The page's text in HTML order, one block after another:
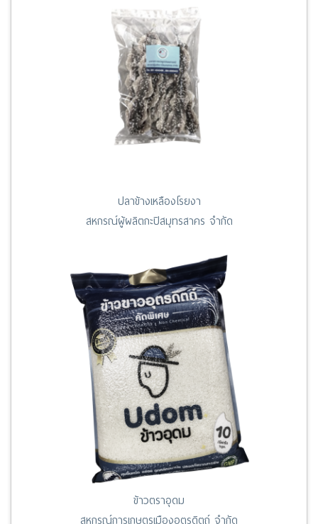
ปลาข้างเหลืองโรยงา
สหกรณ์ผู้ผลิตกะปิสมุทรสาคร จำกัด
ข้าวตราอุดม
สหกรณ์การเกษตรเมืองอุตรดิตถ์ จำกัด